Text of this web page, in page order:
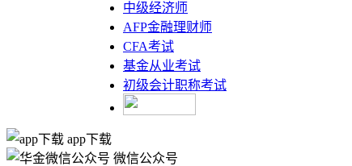
中级经济师
AFP金融理财师
CFA考试
基金从业考试
初级会计职称考试
app下载
微信公众号